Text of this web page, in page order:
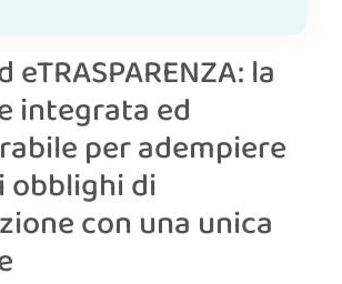
eTRASPARENZA: la
integrata ed
per adempiere
di
con una unica